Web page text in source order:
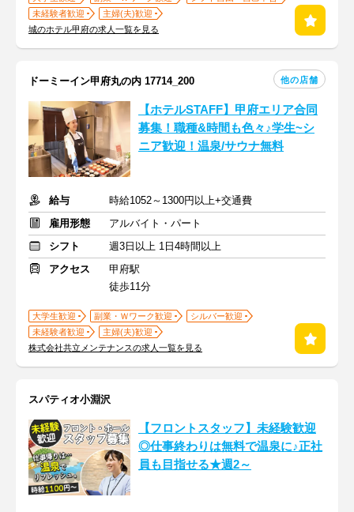
未経験者歓迎
主婦(夫)歓迎
城のホテル甲府の求人一覧を見る
ドーミーイン甲府丸の内 17714_200 他の店舗
【ホテルSTAFF】甲府エリア合同
募集！職種&時間も色々♪学生~シ
ニア歓迎！温泉/サウナ無料
給与
時給1052～1300円以上+交通費
雇用形態
アルバイト・パート
シフト
週3日以上 1日4時間以上
アクセス
甲府駅
徒歩11分
大学生歓迎 副業・Ｗワーク歓迎
シルバー歓迎
未経験者歓迎
主婦(夫)歓迎
株式会社共立メンテナンスの求人一覧を見る
スパティオ小淵沢
【フロントスタッフ】未経験歓迎
◎仕事終わりは無料で温泉に♪正社
員も目指せる★週2～